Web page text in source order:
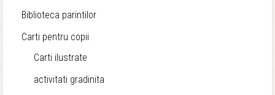
Biblioteca parintilor
Carti pentru copii
Carti ilustrate
activitati gradinita